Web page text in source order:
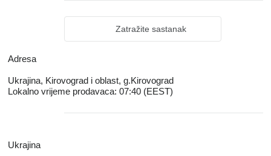
Zatražite sastanak
Adresa
Ukrajina, Kirovograd i oblast, g.Kirovograd
Lokalno vrijeme prodavaca: 07:40 (EEST)
Ukrajina